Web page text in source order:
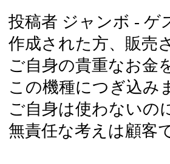
投稿者 ジャンボ - ゲ
作成された方、販売
ご自身の貴重なお金
この機種につぎ込み
ご自身は使わないの
無責任な考えは顧客